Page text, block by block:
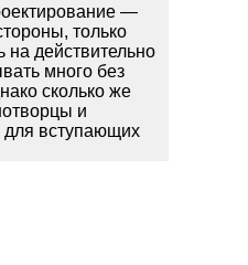
—
только
на действительно
много без
сколько же
и
для вступающих